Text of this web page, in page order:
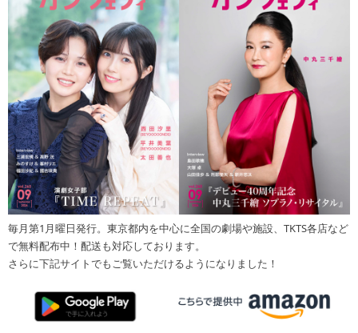
毎月第1月曜日発行。東京都内を中心に全国の劇場や施設、TKTS各店など
で無料配布中！配送も対応しております。
さらに下記サイトでもご覧いただけるようになりました！